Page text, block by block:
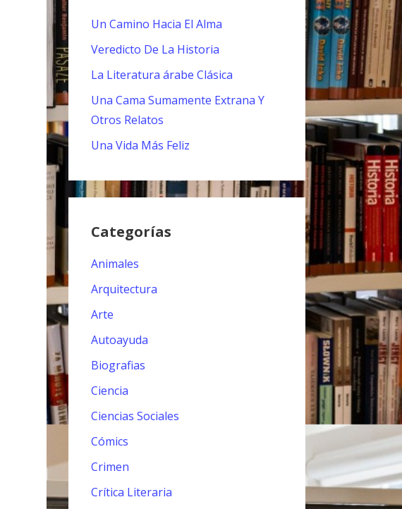
Un Camino Hacia El Alma
Veredicto De La Historia
La Literatura árabe Clásica
Una Cama Sumamente Extrana Y
Otros Relatos
Una Vida Más Feliz
Categorías
Animales
Arquitectura
Arte
Autoayuda
Biografias
Ciencia
Ciencias Sociales
Cómics
Crimen
Crítica Literaria